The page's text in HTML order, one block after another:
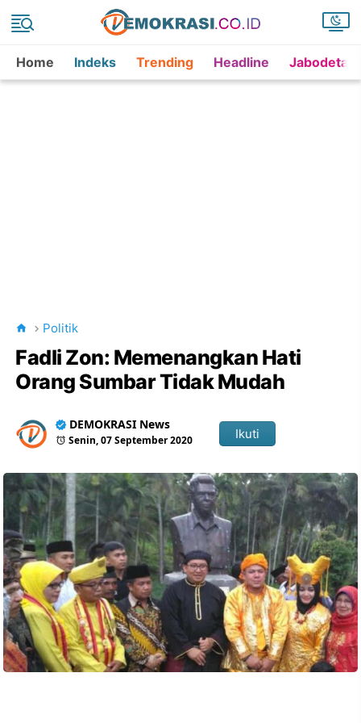
Home Indeks Trending Headline
Politik
Fadli Zon: Memenangkan Hati
Orang Sumbar Tidak Mudah
DEMOKRASI News
Senin, 07 September 2020 Ikuti